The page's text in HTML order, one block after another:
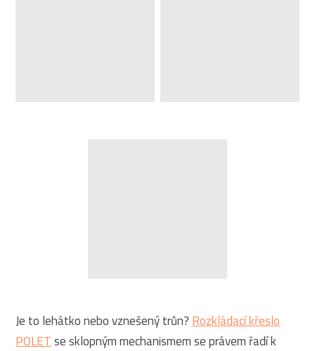
Je to lehátko nebo vznešený trůn? Rozkládací křeslo
POLETse sklopným mechanismem se právem řadí k